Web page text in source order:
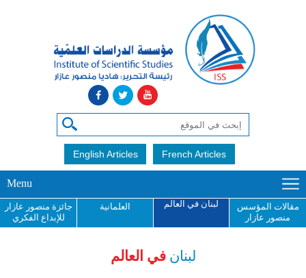
English Articles French Articles
Menu
مقالات المؤسس
منصور عازار
لبنان في العالم العلمانية
جائزة منصور عازار
للإبداع الفكري
لبنان في العالم